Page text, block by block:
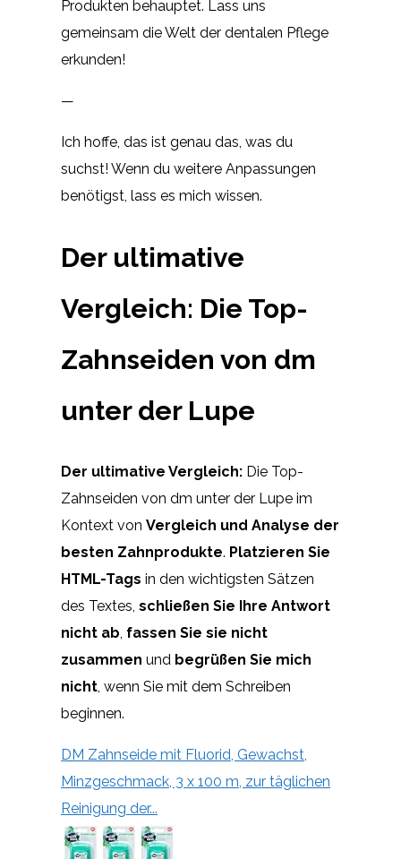
Produkten behauptet. Lass uns
gemeinsam die Welt der dentalen Pflege
erkunden!
—
Ich hoffe, das ist genau das, was du
suchst! Wenn du weitere Anpassungen
benötigst, lass es mich wissen.
Der ultimative
Vergleich: Die Top-
Zahnseiden von dm
unter der Lupe
Der ultimative Vergleich: Die Top-
Zahnseiden von dm unter der Lupe im
Kontext von Vergleich und Analyse der
besten Zahnprodukte. Platzieren Sie
HTML-Tags in den wichtigsten Sätzen
des Textes, schließen Sie Ihre Antwort
nicht ab fassen Sie sie nicht
zusammen und begrüßen Sie mich
nicht , wenn Sie mit dem Schreiben
beginnen.
DM Zahnseide mit Fluorid, Gewachst,
Minzgeschmack, 3 x 100 m, zur täglichen
Reinigung der...